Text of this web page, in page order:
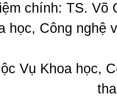
chính: TS.
học, Công nghệ
Vụ Khoa học,